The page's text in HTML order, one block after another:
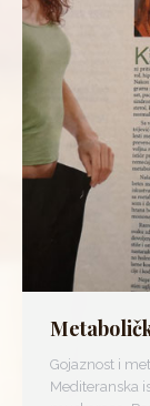
Gojaznost i
Mediteranska